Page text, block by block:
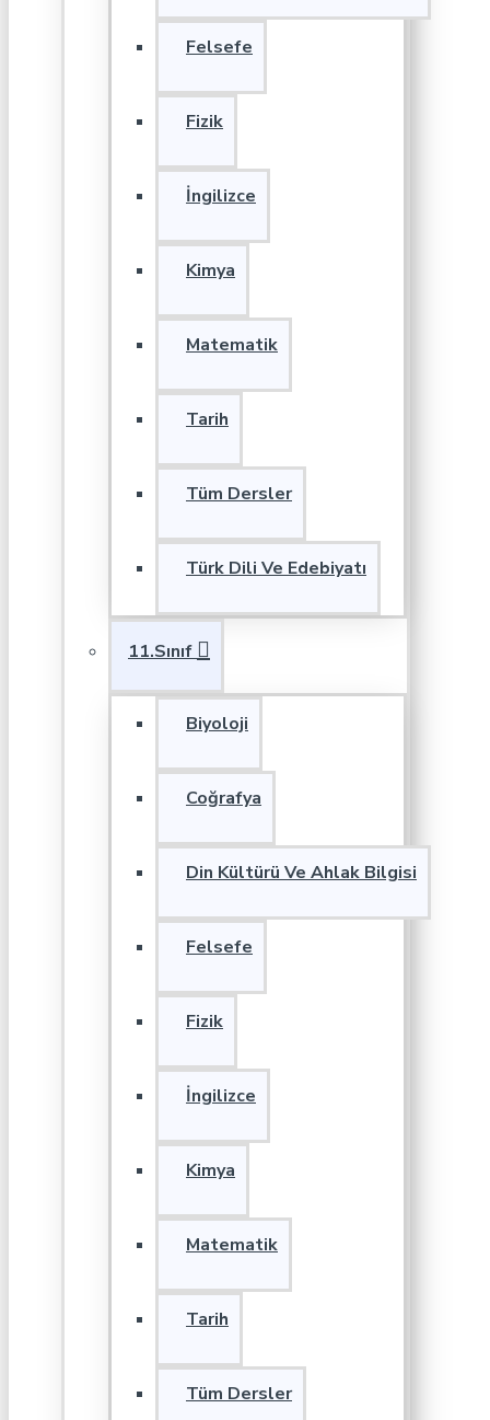
Felsefe
Fizik
İngilizce
Kimya
Matematik
Tarih
Tüm Dersler
Türk Dili Ve Edebiyatı
11.Sınıf
Biyoloji
Coğrafya
Din Kültürü Ve Ahlak Bilgisi
Felsefe
Fizik
İngilizce
Kimya
Matematik
Tarih
Tüm Dersler